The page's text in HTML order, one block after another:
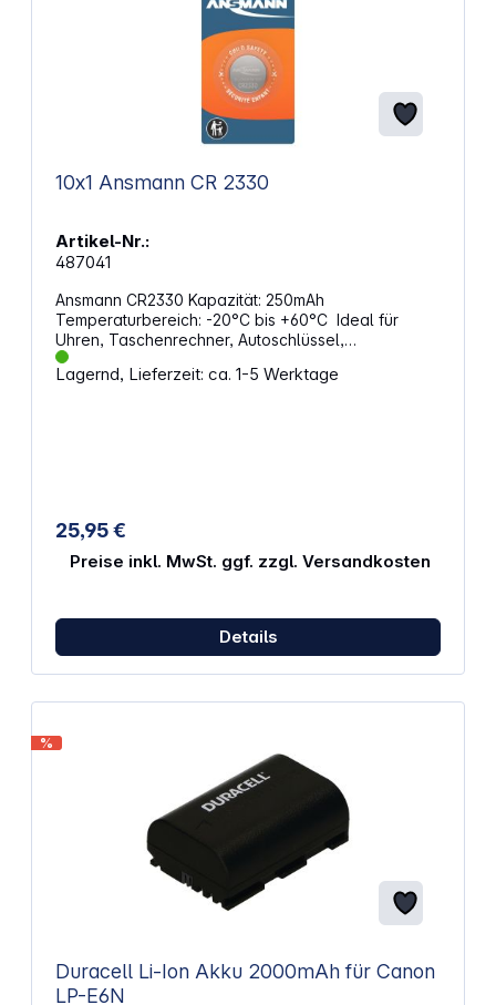
10x1 Ansmann CR 2330
Artikel-Nr.:
487041
Ansmann CR2330 Kapazität: 250mAh
Temperaturbereich: -20°C bis +60°C Ideal für
Uhren, Taschenrechner, Autoschlüssel,
Digitalkameras etc. Alternative Artikelbezeichnung:
BR2330, DL2330, ECR2330, KCR2330, KL2330,
Lagernd, Lieferzeit: ca. 1-5 Werktage
25,95 €
Preise inkl. MwSt. ggf. zzgl. Versandkosten
Details
%
Duracell Li-Ion Akku 2000mAh für Canon
LP-E6N